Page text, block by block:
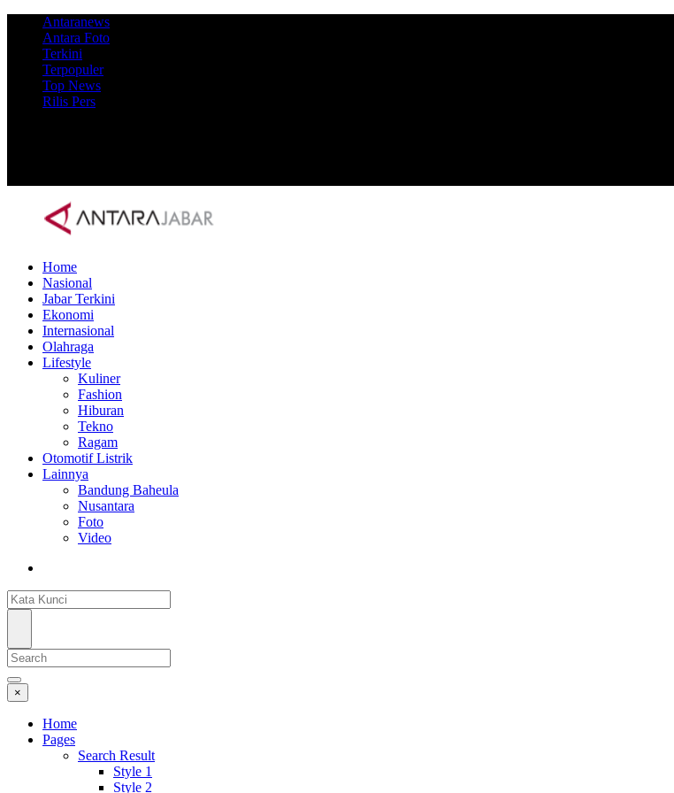
Antaranews
Antara Foto
Terkini
Terpopuler
Top News
Rilis Pers
Home
Nasional
Jabar Terkini
Ekonomi
Internasional
Olahraga
Lifestyle
Kuliner
Fashion
Hiburan
Tekno
Ragam
Otomotif Listrik
Lainnya
Bandung Baheula
Nusantara
Foto
Video
×
Home
Pages
Search Result
Style 1
Style 2